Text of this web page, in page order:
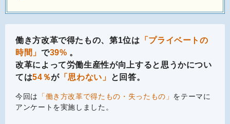
働き方改革で得たもの、第1位は 「プライベートの
時間」 で39% 。
改革によって労働生産性が向上すると思うかについ
ては54％が「思わない」 と回答。
今回は 「働き方改革で得たもの・失ったもの」 をテーマに
アンケートを実施しました。